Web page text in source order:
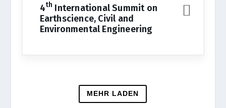
4th International Summit on
Earthscience, Civil and
Environmental Engineering
MEHR LADEN